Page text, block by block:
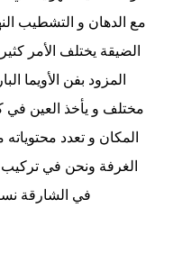
مع الدهان و التشطيب
الضيقة يختلف الأمر
المزود بفن الأويما
مختلف و يأخذ العين
المكان و تعدد
الغرفة ونحن في
في الشارقة